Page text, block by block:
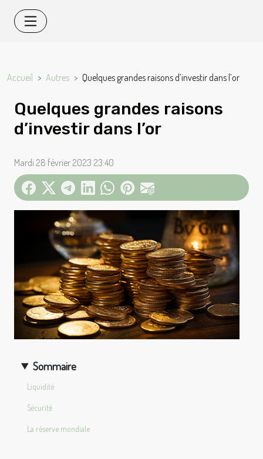
Accueil Autres Quelques grandes raisons d’investir dans l’or
Quelques grandes raisons
d’investir dans l’or
Mardi 28 février 2023 23:40
Sommaire
Liquidité
Sécurité
La réserve mondiale